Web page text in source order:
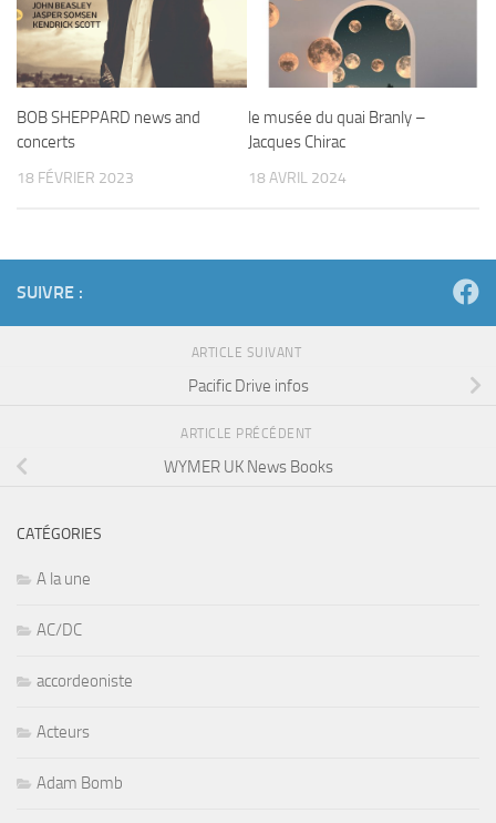
BOB SHEPPARD news and
concerts
18 FÉVRIER 2023
le musée du quai Branly –
Jacques Chirac
18 AVRIL 2024
SUIVRE :
ARTICLE SUIVANT
Pacific Drive infos
ARTICLE PRÉCÉDENT
WYMER UK News Books
CATÉGORIES
A la une
AC/DC
accordeoniste
Acteurs
Adam Bomb